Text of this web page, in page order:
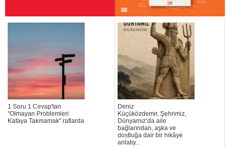
1 Soru 1 Cevap'tan
"Olmayan Problemleri
Kafaya Takmamak" raflarda
Deniz
Küçüközdemir, Şehrimiz,
Dünyamız‘da aile
bağlarından, aşka ve
dostluğa dair bir hikâye
anlatıy...